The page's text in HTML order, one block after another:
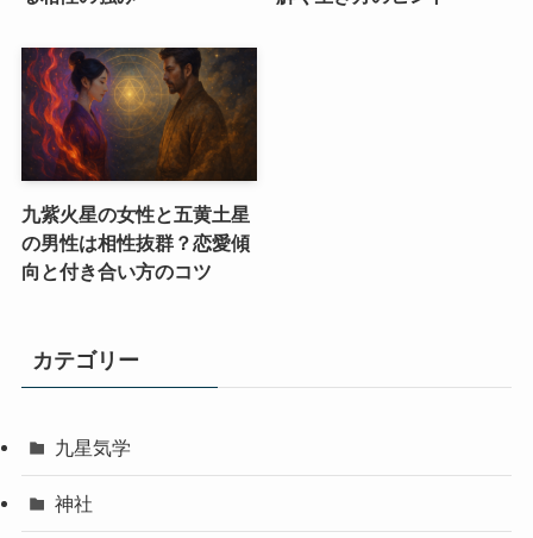
九紫火星の女性と五黄土星
の男性は相性抜群？恋愛傾
向と付き合い方のコツ
カテゴリー
九星気学
神社